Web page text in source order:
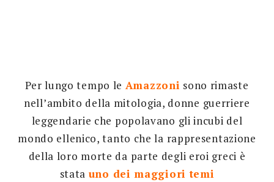
Per lungo tempo le Amazzoni sono rimaste
nell’ambito della mitologia, donne guerriere
leggendarie che popolavano gli incubi del
mondo ellenico, tanto che la rappresentazione
della loro morte da parte degli eroi greci è
stata uno dei maggiori temi